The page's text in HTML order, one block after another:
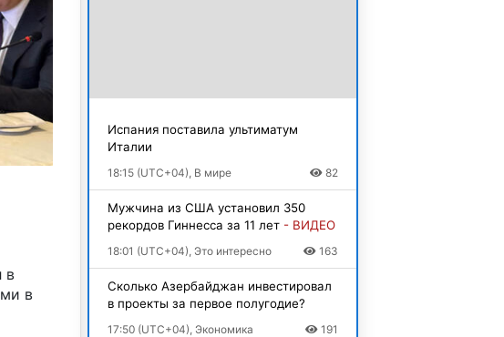
в
в
Испания поставила ультиматум
Италии
18:15 (UTC+04), В мире 82
Мужчина из США установил 350
рекордов Гиннесса за 11 лет - ВИДЕО
18:01 (UTC+04), Это интересно 163
Сколько Азербайджан инвестировал
в проекты за первое полугодие?
17:50 (UTC+04), Экономика 191